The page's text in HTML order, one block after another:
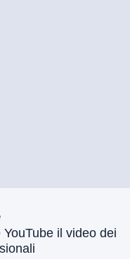
il video dei